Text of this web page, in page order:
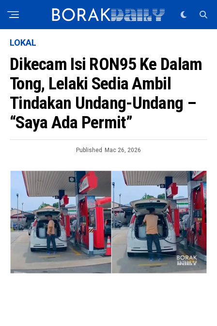
LOKAL
Dikecam Isi RON95 Ke Dalam
Tong, Lelaki Sedia Ambil
Tindakan Undang-Undang –
“Saya Ada Permit”
Published Mac 26, 2026